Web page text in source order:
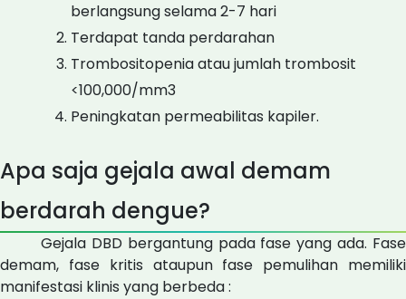
berlangsung selama 2-7 hari
Terdapat tanda perdarahan
Trombositopenia atau jumlah trombosit
<100,000/mm3
Peningkatan permeabilitas kapiler.
Apa saja gejala awal demam
berdarah dengue?
Gejala DBD bergantung pada fase yang ada. Fase
demam, fase kritis ataupun fase pemulihan memiliki
manifestasi klinis yang berbeda :